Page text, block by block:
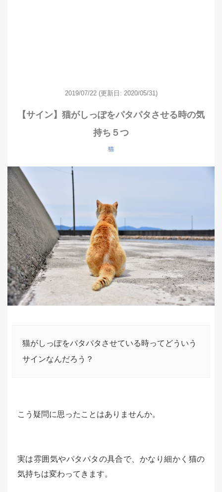
2019/07/22 (更新日: 2020/05/31)
【サイン】猫がしっぽをパタパタさせる時の気
持ち５つ
猫
猫がしっぽをパタパタさせている時ってどういう
サインなんだろう？
こう疑問に思ったことはありませんか。
実は雰囲気やパタパタの具合で、かなり細かく猫の
気持ちは変わってきます。